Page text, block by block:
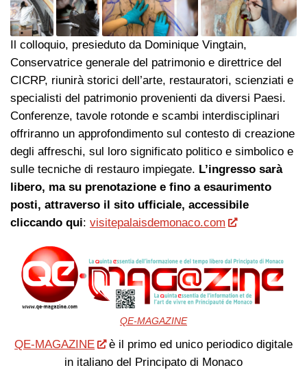
Il colloquio, presieduto da Dominique Vingtain,
Conservatrice generale del patrimonio e direttrice del
CICRP, riunirà storici dell’arte, restauratori, scienziati e
specialisti del patrimonio provenienti da diversi Paesi.
Conferenze, tavole rotonde e scambi interdisciplinari
offriranno un approfondimento sul contesto di creazione
degli affreschi, sul loro significato politico e simbolico e
sulle tecniche di restauro impiegate. L’ingresso sarà
libero, ma su prenotazione e fino a esaurimento
posti, attraverso il sito ufficiale, accessibile
cliccando qui: visitepalaisdemonaco.com
QE-MAGAZINE
QE-MAGAZINE
è il primo ed unico periodico digitale
in italiano del Principato di Monaco